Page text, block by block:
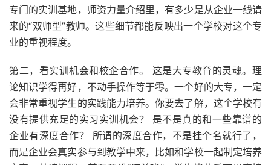
专门的实训基地，师资力量介绍里，有多少是从企业一线请
来的“双师型”教师。这些细节都能反映出一个学校对这个专
业的重视程度。
第二，看实训机会和校企合作。 这是大专教育的灵魂。理
论知识学得再好，不动手操作等于零。一个好的大专，一定
会非常重视学生的实践能力培养。你要去了解，这个学校有
没有提供充足的实习实训机会？ 是不是真的和一些靠谱的
企业有深度合作？ 所谓的深度合作，不是挂个名就行了，
而是企业会真实参与到教学中来，比如和学校一起制定培养